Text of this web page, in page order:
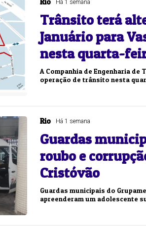
Há 1 semana
Trânsito terá
Januário para
nesta quarta-
A Companhia de Engenharia de
operação de trânsito nesta
Rio Há 1 semana
Guardas
roubo e
Cristóvão
Guardas municipais do
apreenderam um adolescente